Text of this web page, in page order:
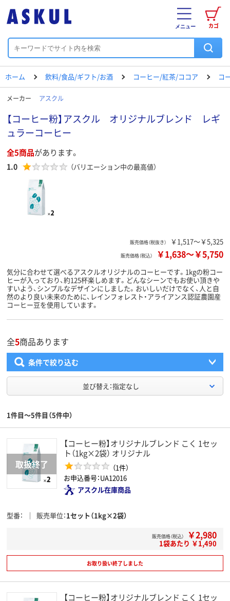
カゴ
メニュー
ホーム 飲料/食品/ギフト/お酒 コーヒー/紅茶/ココア コ
メーカー アスクル
【コーヒー粉】アスクル オリジナルブレンド レギ
ュラーコーヒー
全5商品があります。
1.0 （バリエーション中の最高値）
販売価格（税抜き） ￥1,517～￥5,325
販売価格（税込） ￥1,638～￥5,750
気分に合わせて選べるアスクルオリジナルのコーヒーです。1kgの粉コー
ヒーが入っており、約125杯楽しめます。どんなシーンでもお使い頂きや
すいよう、シンプルなデザインにしました。おいしいだけでなく、人と自
然のより良い未来のために、レインフォレスト・アライアンス認証農園産
コーヒー豆を使用しています。
全5商品あります
条件で絞り込む
並び替え：指定なし
1件目～5件目（5件中）
【コーヒー粉】オリジナルブレンド こく 1セッ
ト（1kg×2袋） オリジナル
（1件）
お申込番号：UA12016
アスクル在庫商品
型番 販売単位 1セット（1kg×2袋）
販売価格（税込） ￥2,980
1袋あたり ￥1,490
お取り扱い終了しました
【コーヒー粉】オリジナルブレンド こく 1セッ